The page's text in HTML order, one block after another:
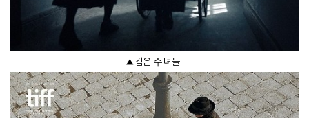
▲검은 수녀들